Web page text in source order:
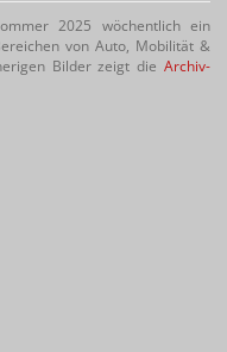
2025 wöchentlich ein
von Auto, Mobilität &
Bilder zeigt die Archiv-